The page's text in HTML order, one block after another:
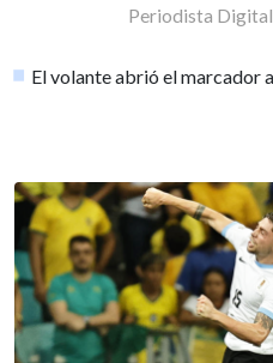
Periodista
El volante abrió el marcador